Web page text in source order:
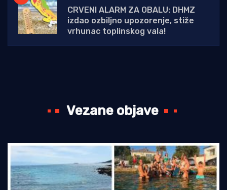
CRVENI ALARM ZA OBALU: DHMZ
izdao ozbiljno upozorenje, stiže
vrhunac toplinskog vala!
Vezane objave